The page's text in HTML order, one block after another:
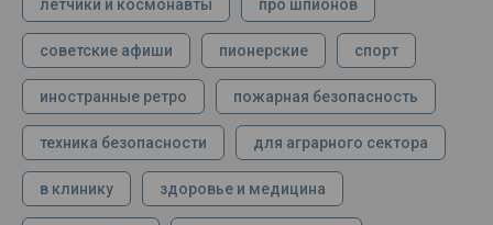
летчики и космонавты про шпионов
советские афиши пионерские спорт
иностранные ретро пожарная безопасность
техника безопасности для аграрного сектора
в клинику здоровье и медицина